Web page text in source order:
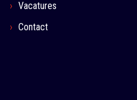
Vacatures
Contact